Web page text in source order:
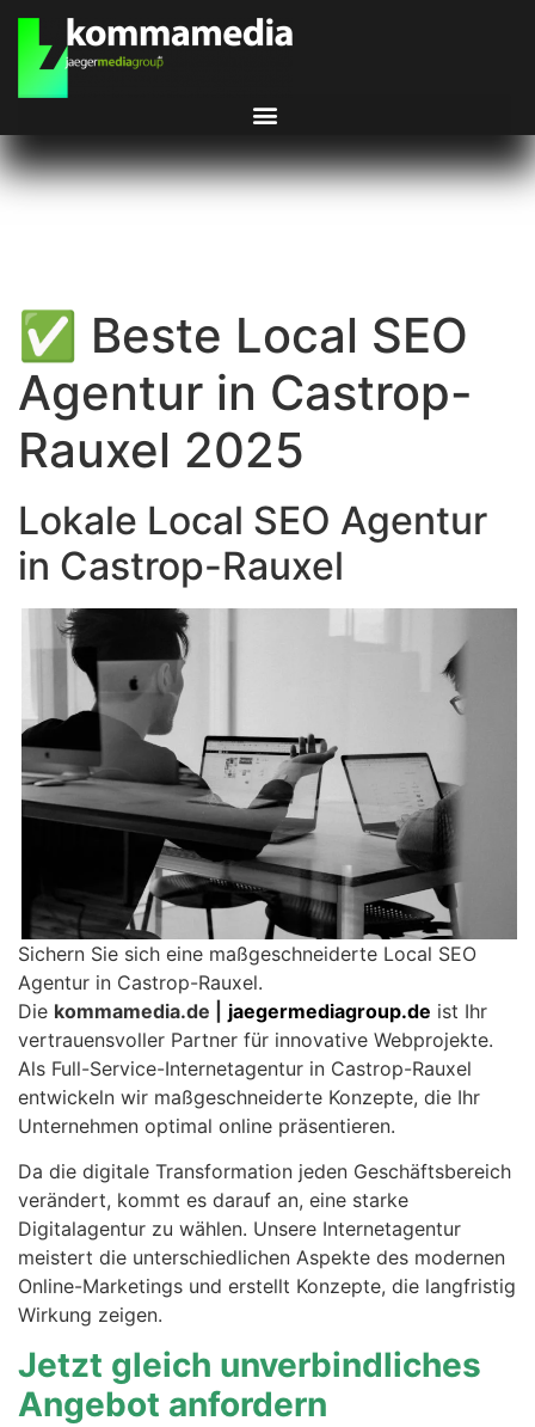
✅ Beste Local SEO
Agentur in Castrop-
Rauxel 2025
Lokale Local SEO Agentur
in Castrop-Rauxel
Sichern Sie sich eine maßgeschneiderte Local SEO
Agentur in Castrop-Rauxel.
Die kommamedia.de | jaegermediagroup.de ist Ihr
vertrauensvoller Partner für innovative Webprojekte.
Als Full-Service-Internetagentur in Castrop-Rauxel
entwickeln wir maßgeschneiderte Konzepte, die Ihr
Unternehmen optimal online präsentieren.
Da die digitale Transformation jeden Geschäftsbereich
verändert, kommt es darauf an, eine starke
Digitalagentur zu wählen. Unsere Internetagentur
meistert die unterschiedlichen Aspekte des modernen
Online-Marketings und erstellt Konzepte, die langfristig
Wirkung zeigen.
Jetzt gleich unverbindliches
Angebot anfordern